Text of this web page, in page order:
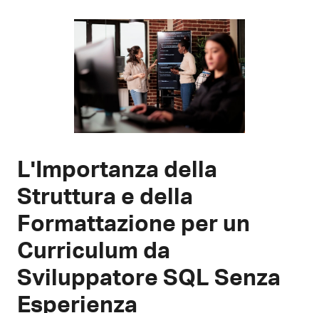
L'Importanza della
Struttura e della
Formattazione per un
Curriculum da
Sviluppatore SQL Senza
Esperienza